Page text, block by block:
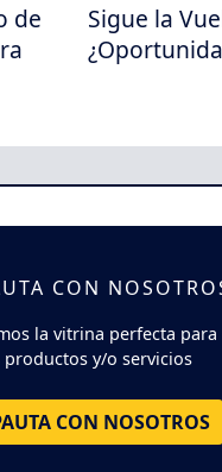
de
Sigue la
CON
la vitrina perfecta
productos y/o servicios
CON NOSOTROS